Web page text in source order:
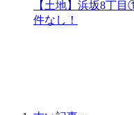
【土地】浜坂8丁
件なし！